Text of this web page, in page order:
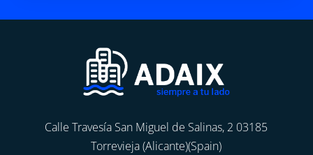
Calle Travesía San Miguel de Salinas, 2 03185
Torrevieja (Alicante)(Spain)